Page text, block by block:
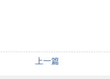
上一篇